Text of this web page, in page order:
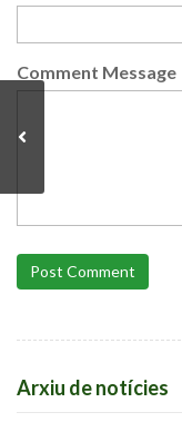
Comment Message
Post Comment
Arxiu de notícies